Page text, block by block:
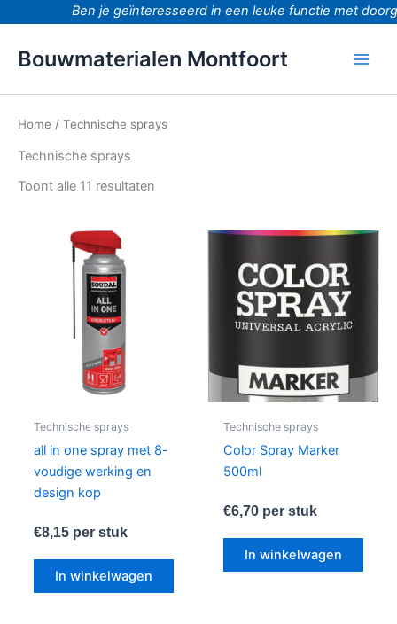
Ben je geïnteresseerd in een leuke functie met
Bouwmaterialen Montfoort
Home / Technische sprays
Technische sprays
Toont alle 11 resultaten
Technische sprays
all in one spray met 8-
voudige werking en
design kop
€8,15per stuk
In winkelwagen
Technische sprays
Color Spray Marker
500ml
€6,70per stuk
In winkelwagen